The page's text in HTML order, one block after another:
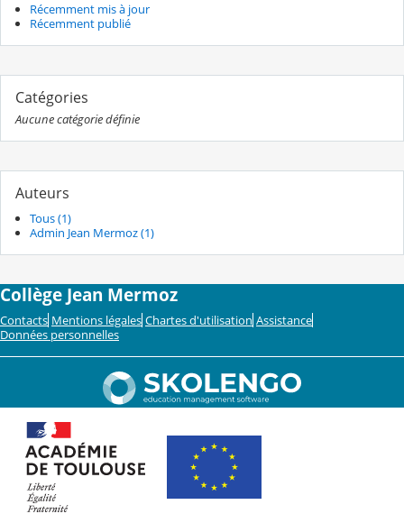
Récemment mis à jour
Récemment publié
Catégories
Aucune catégorie définie
Auteurs
Tous (1)
Admin Jean Mermoz (1)
Collège Jean Mermoz
Contacts Mentions légales Chartes d'utilisation Assistance
Données personnelles